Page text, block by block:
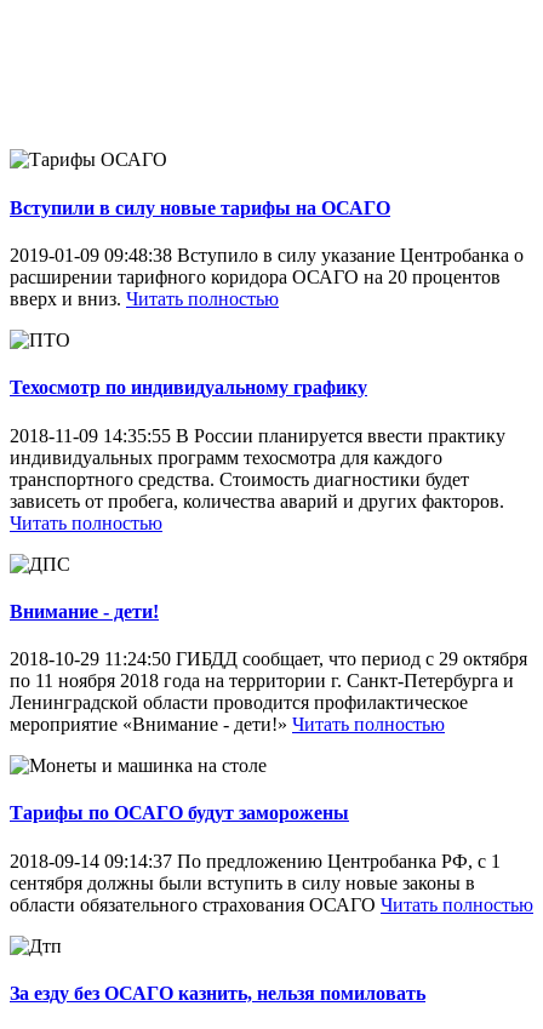
Вступили в силу новые тарифы на ОСАГО
2019-01-09 09:48:38 Вступило в силу указание Центробанка о
расширении тарифного коридора ОСАГО на 20 процентов
вверх и вниз. Читать полностью
Техосмотр по индивидуальному графику
2018-11-09 14:35:55 В России планируется ввести практику
индивидуальных программ техосмотра для каждого
транспортного средства. Стоимость диагностики будет
зависеть от пробега, количества аварий и других факторов.
Читать полностью
Внимание - дети!
2018-10-29 11:24:50 ГИБДД сообщает, что период с 29 октября
по 11 ноября 2018 года на территории г. Санкт-Петербурга и
Ленинградской области проводится профилактическое
мероприятие «Внимание - дети!» Читать полностью
Тарифы по ОСАГО будут заморожены
2018-09-14 09:14:37 По предложению Центробанка РФ, с 1
сентября должны были вступить в силу новые законы в
области обязательного страхования ОСАГО Читать полностью
За езду без ОСАГО казнить, нельзя помиловать